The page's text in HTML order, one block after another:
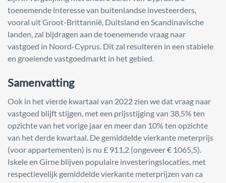
toenemende interesse van buitenlandse investeerders,
vooral uit Groot-Brittannië, Duitsland en Scandinavische
landen, zal bijdragen aan de toenemende vraag naar
vastgoed in Noord-Cyprus. Dit zal resulteren in een stabiele
en groeiende vastgoedmarkt in het gebied.
Samenvatting
Ook in het vierde kwartaal van 2022 zien we dat vraag naar
vastgoed blijft stijgen, met een prijsstijging van 38,5% ten
opzichte van het vorige jaar en meer dan 10% ten opzichte
van het derde kwartaal. De gemiddelde vierkante meterprijs
(voor appartementen) is nu £ 911,2 (ongeveer € 1065,5).
Iskele en Girne blijven populaire investeringslocaties, met
respectievelijk gemiddelde vierkante meterprijzen van ca